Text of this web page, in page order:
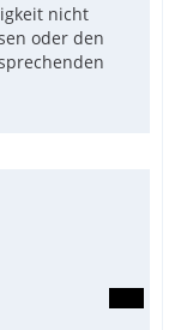
nicht
oder den